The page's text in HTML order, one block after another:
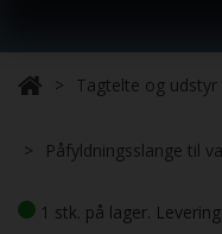
Tagtelte og udstyr
Påfyldningsslange til
1 stk. på lager.